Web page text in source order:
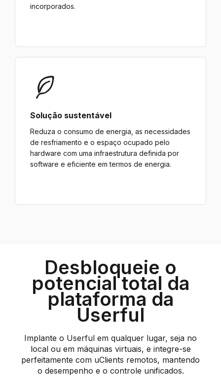
incorporados.
Solução sustentável
Reduza o consumo de energia, as necessidades
de resfriamento e o espaço ocupado pelo
hardware com uma infraestrutura definida por
software e eficiente em termos de energia.
Desbloqueie o
potencial total da
plataforma da
Userful
Implante o Userful em qualquer lugar, seja no
local ou em máquinas virtuais, e integre-se
perfeitamente com uClients remotos, mantendo
o desempenho e o controle unificados.